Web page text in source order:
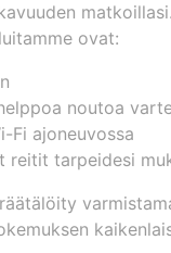
ovat:
noutoa
Fi ajoneuvossa
reitit tarpeidesi